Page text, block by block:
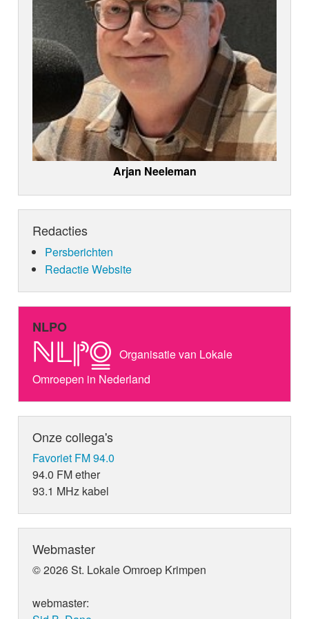
Arjan Neeleman
Redacties
Persberichten
Redactie Website
NLPO
Organisatie van Lokale
Omroepen in Nederland
Onze collega's
Favoriet FM 94.0
94.0 FM ether
93.1 MHz kabel
Webmaster
© 2026 St. Lokale Omroep Krimpen
webmaster: